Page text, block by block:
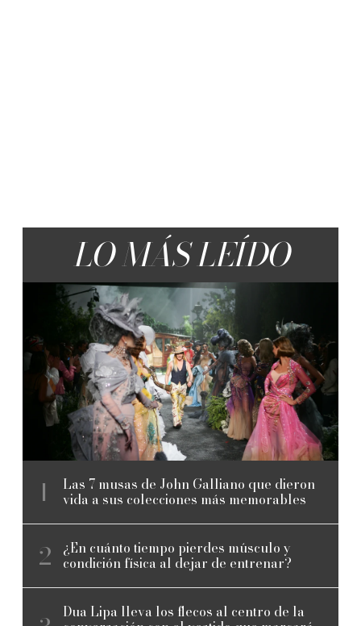
LO MÁS LEÍDO
Las 7 musas de John Galliano que dieron
vida a sus colecciones más memorables
¿En cuánto tiempo pierdes músculo y
condición física al dejar de entrenar?
Dua Lipa lleva los flecos al centro de la